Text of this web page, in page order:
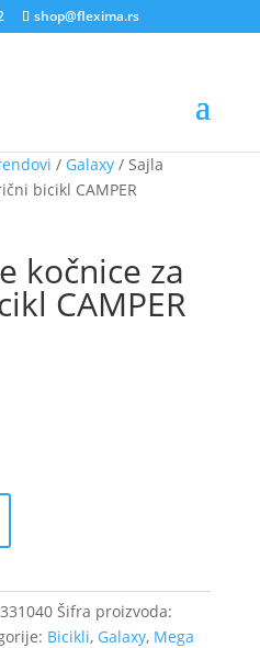
shop@flexima.rs
/ Galaxy/ Sajla
bicikl CAMPER
kočnice za
CAMPER
331040 Šifra proizvoda:
Bicikli, Galaxy, Mega